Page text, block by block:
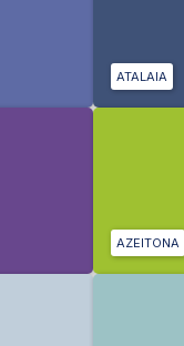
ATALAIA
AZEITONA